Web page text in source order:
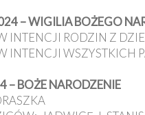
– WIGILIA BOŻEGO
INTENCJI RODZIN Z
INTENCJI WSZYSTKICH
– BOŻE NARODZENIE